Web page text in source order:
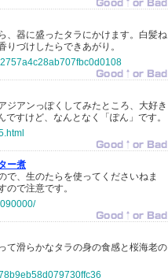
、器に盛ったタラにかけます。白髪ね
づけしたらできあがり。
ジアンっぽくしてみたところ、大好き
すけど、なんとなく「ぽん」です。
ー煮
で、生のたらを使ってくださいねま
で注意です。
て滑らかなタラの身の食感と桜海老の